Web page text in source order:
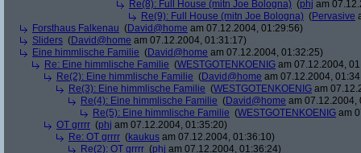
Re(8): Full House (mitn Joe Bologna) (phj am
Re(9): Full House (mitn Joe Bologna) (Pervasive
Forsthaus Falkenau (David@home am 07.12.2004, 01:29:56)
Sliders (David@home am 07.12.2004, 01:31:17)
Eine himmlische Familie (David@home am 07.12.2004, 01:32:25)
Re: Eine himmlische Familie (WESTGOTENKOENIG am 07.12.2004,
Re(2): Eine himmlische Familie (David@home am 07.12.2004,
Re(3): Eine himmlische Familie (WESTGOTENKOENIG am
Re(4): Eine himmlische Familie (David@home am 07.12.2004,
Re(5): Eine himmlische Familie (WESTGOTENKOENIG am
OT grrrr (phj am 07.12.2004, 01:35:20)
Re: OT grrrr (kaukus am 07.12.2004, 01:36:10)
Re(2): OT grrrr (phj am 07.12.2004, 01:36:24)